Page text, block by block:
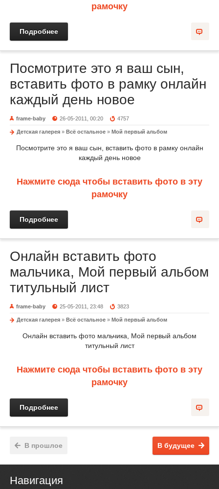
рамочку
Подробнее
Посмотрите это я ваш сын,
вставить фото в рамку онлайн
каждый день новое
frame-baby 26-05-2011, 00:20 4757
Детская галерея » Всё остальное » Мой первый альбом
Посмотрите это я ваш сын, вставить фото в рамку онлайн
каждый день новое
Нажмите сюда чтобы вставить фото в эту
рамочку
Подробнее
Онлайн вставить фото
мальчика, Мой первый альбом
титульный лист
frame-baby 25-05-2011, 23:48 3823
Детская галерея » Всё остальное » Мой первый альбом
Онлайн вставить фото мальчика, Мой первый альбом
титульный лист
Нажмите сюда чтобы вставить фото в эту
рамочку
Подробнее
В будущее
В прошлое
Навигация